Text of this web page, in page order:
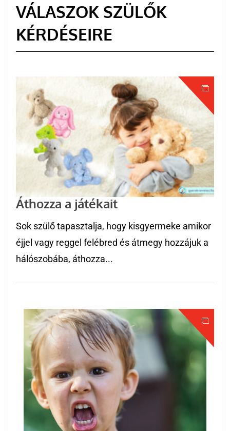
VÁLASZOK SZÜLŐK
KÉRDÉSEIRE
Áthozza a játékait
Sok szülő tapasztalja, hogy kisgyermeke amikor
éjjel vagy reggel felébred és átmegy hozzájuk a
hálószobába, áthozza...